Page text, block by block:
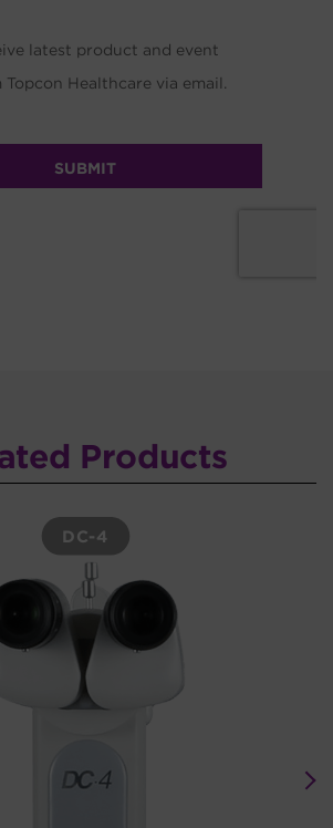
Products
DC-4